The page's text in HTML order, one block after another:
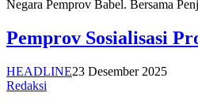
Negara Pemprov Babel. Bersama
Pemprov Sosialisasi
HEADLINE23 Desember 2025
Redaksi